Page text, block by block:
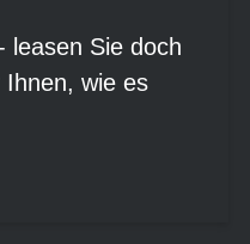
leasen Sie doch
wie es